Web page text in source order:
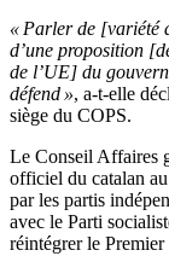
« Parler de [variété
d’une proposition
de l’UE] du
défend », a-t-elle
siège du COPS.
Le Conseil Affaires
officiel du catalan
par les partis
avec le Parti
réintégrer le